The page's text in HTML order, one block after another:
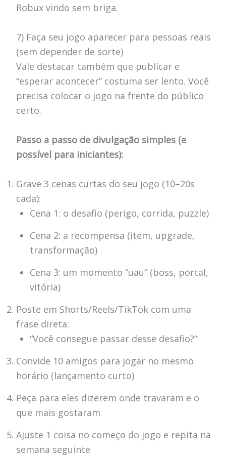
Robux vindo sem briga.
7) Faça seu jogo aparecer para pessoas reais
(sem depender de sorte)
Vale destacar também que publicar e
“esperar acontecer” costuma ser lento. Você
precisa colocar o jogo na frente do público
certo.
Passo a passo de divulgação simples (e
possível para iniciantes):
Grave 3 cenas curtas do seu jogo (10–20s
cada):
Cena 1: o desafio (perigo, corrida, puzzle)
Cena 2: a recompensa (item, upgrade,
transformação)
Cena 3: um momento “uau” (boss, portal,
vitória)
Poste em Shorts/Reels/TikTok com uma
frase direta:
“Você consegue passar desse desafio?”
Convide 10 amigos para jogar no mesmo
horário (lançamento curto)
Peça para eles dizerem onde travaram e o
que mais gostaram
Ajuste 1 coisa no começo do jogo e repita na
semana seguinte